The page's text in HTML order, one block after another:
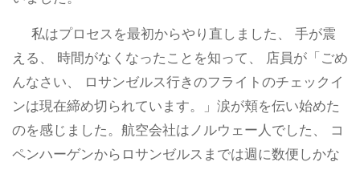
私はプロセスを最初からやり直しました、 手が震
える、 時間がなくなったことを知って、 店員が「ごめ
んなさい、 ロサンゼルス行きのフライトのチェックイ
ンは現在締め切られています。」涙が頬を伝い始めた
のを感じました。航空会社はノルウェー人でした、 コ
ペンハーゲンからロサンゼルスまでは週に数便しかな